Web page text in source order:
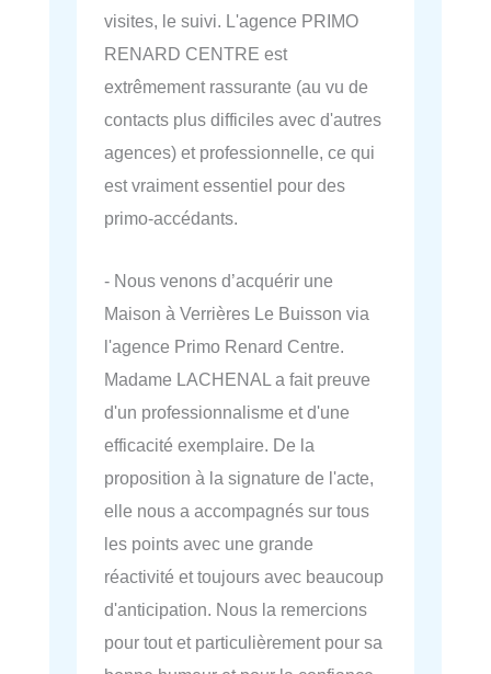
visites, le suivi. L'agence PRIMO
RENARD CENTRE est
extrêmement rassurante (au vu de
contacts plus difficiles avec d'autres
agences) et professionnelle, ce qui
est vraiment essentiel pour des
primo-accédants.
- Nous venons d’acquérir une
Maison à Verrières Le Buisson via
l'agence Primo Renard Centre.
Madame LACHENAL a fait preuve
d'un professionnalisme et d'une
efficacité exemplaire. De la
proposition à la signature de l'acte,
elle nous a accompagnés sur tous
les points avec une grande
réactivité et toujours avec beaucoup
d'anticipation. Nous la remercions
pour tout et particulièrement pour sa